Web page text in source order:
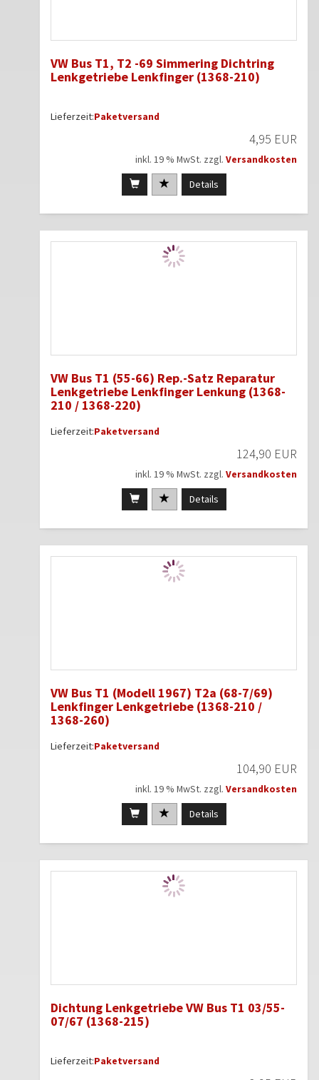
VW Bus T1, T2 -69 Simmering Dichtring
Lenkgetriebe Lenkfinger (1368-210)
Lieferzeit:Paketversand
4,95 EUR
inkl. 19 % MwSt. zzgl. Versandkosten
Details
VW Bus T1 (55-66) Rep.-Satz Reparatur
Lenkgetriebe Lenkfinger Lenkung (1368-
210 / 1368-220)
Lieferzeit:Paketversand
124,90 EUR
inkl. 19 % MwSt. zzgl. Versandkosten
Details
VW Bus T1 (Modell 1967) T2a (68-7/69)
Lenkfinger Lenkgetriebe (1368-210 /
1368-260)
Lieferzeit:Paketversand
104,90 EUR
inkl. 19 % MwSt. zzgl. Versandkosten
Details
Dichtung Lenkgetriebe VW Bus T1 03/55-
07/67 (1368-215)
Lieferzeit:Paketversand